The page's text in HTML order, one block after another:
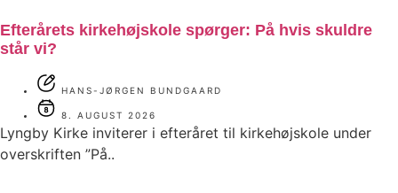
Efterårets kirkehøjskole spørger: På hvis skuldre
står vi?
HANS-JØRGEN BUNDGAARD
8. AUGUST 2026
Lyngby Kirke inviterer i efteråret til kirkehøjskole under
overskriften ”På..